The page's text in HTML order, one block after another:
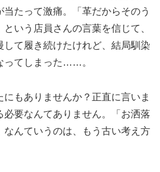
たって激痛。「革だからそのう
いう店員さんの言葉を信じて、
て履き続けたけれど、結局馴染
ってしまった……。
もありませんか？正直に言いま
要なんてありません。「お洒落
なんていうのは、もう古い考え方